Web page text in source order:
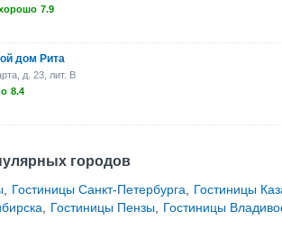
7.9
дом Рита
д. 23, лит. В
8.4
городов
Гостиницы Санкт-Петербурга
Гостиницы
Гостиницы Пензы Гостиницы